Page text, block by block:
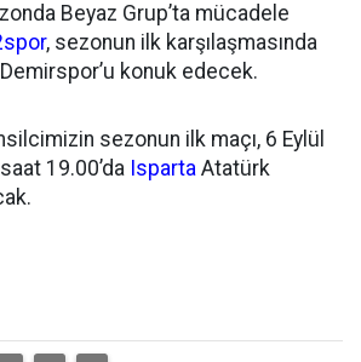
Beyaz Grup’ta mücadele
, sezonun ilk karşılaşmasında
konuk edecek.
sezonun ilk maçı, 6 Eylül
19.00’da Isparta Atatürk